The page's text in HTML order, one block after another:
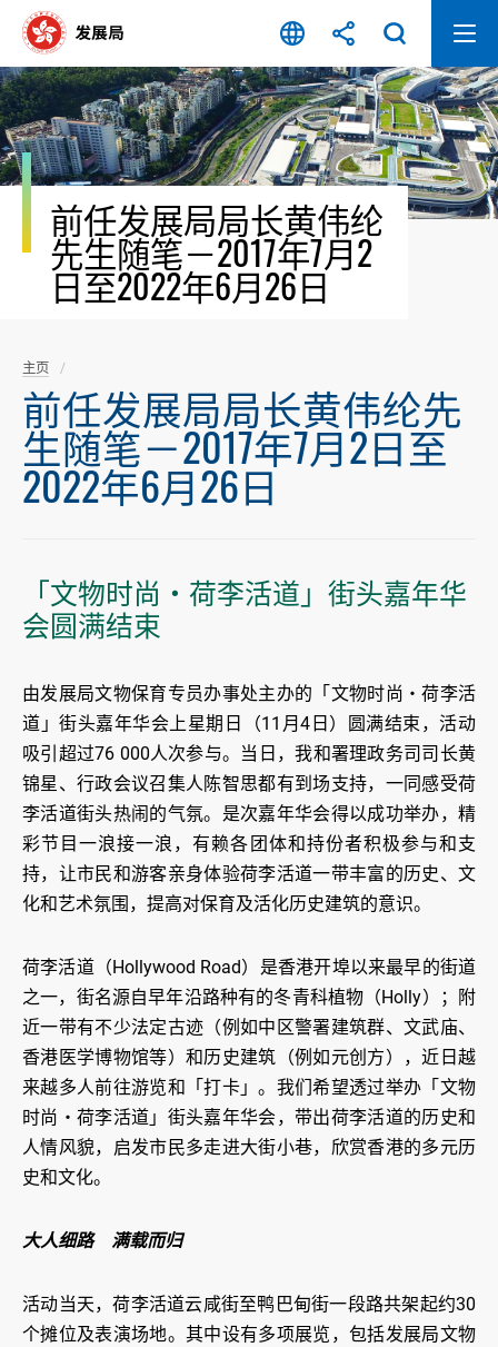
容
开
始
前任发展局局长黄伟纶
先生随笔－2017年7月2
日至2022年6月26日
主页
前任发展局局长黄伟纶先
生随笔－2017年7月2日至
2022年6月26日
「文物时尚‧荷李活道」街头嘉年华
会圆满结束
由发展局文物保育专员办事处主办的「文物时尚‧荷李活
道」街头嘉年华会上星期日（11月4日）圆满结束，活动
吸引超过76 000人次参与。当日，我和署理政务司司长黄
锦星、行政会议召集人陈智思都有到场支持，一同感受荷
李活道街头热闹的气氛。是次嘉年华会得以成功举办，精
彩节目一浪接一浪，有赖各团体和持份者积极参与和支
持，让市民和游客亲身体验荷李活道一带丰富的历史、文
化和艺术氛围，提高对保育及活化历史建筑的意识。
荷李活道（Hollywood Road）是香港开埠以来最早的街道
之一，街名源自早年沿路种有的冬青科植物（Holly）；附
近一带有不少法定古迹（例如中区警署建筑群、文武庙、
香港医学博物馆等）和历史建筑（例如元创方），近日越
来越多人前往游览和「打卡」。我们希望透过举办「文物
时尚‧荷李活道」街头嘉年华会，带出荷李活道的历史和
人情风貌，启发市民多走进大街小巷，欣赏香港的多元历
史和文化。
大人细路 满载而归
活动当天，荷李活道云咸街至鸭巴甸街一段路共架起约30
个摊位及表演场地。其中设有多项展览，包括发展局文物